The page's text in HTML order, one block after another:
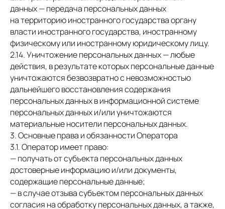
данных — передача персональных данных
на территорию иностранного государства органу
власти иностранного государства, иностранному
физическому или иностранному юридическому лицу.
2.14. Уничтожение персональных данных — любые
действия, в результате которых персональные данные
уничтожаются безвозвратно с невозможностью
дальнейшего восстановления содержания
персональных данных в информационной системе
персональных данных и/или уничтожаются
материальные носители персональных данных.
3. Основные права и обязанности Оператора
3.1. Оператор имеет право:
— получать от субъекта персональных данных
достоверные информацию и/или документы,
содержащие персональные данные;
— в случае отзыва субъектом персональных данных
согласия на обработку персональных данных, а также,